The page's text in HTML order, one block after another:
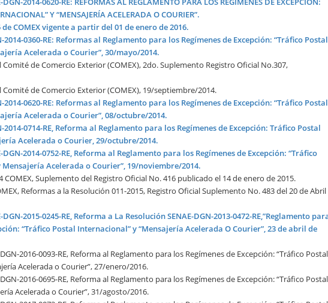
Y “MENSAJERÍA ACELERADA O COURIER”.
COMEX vigente a partir del 01 de enero de 2016.
2014-0360-RE: Reformas al Reglamento para los Regímenes de Excepción: “Tráfico Postal
Acelerada o Courier”, 30/mayo/2014.
Comité de Comercio Exterior (COMEX), 2do. Suplemento Registro Oficial No.307,
Comité de Comercio Exterior (COMEX), 19/septiembre/2014.
2014-0620-RE: Reformas al Reglamento para los Regímenes de Excepción: “Tráfico Postal
Acelerada o Courier”, 08/octubre/2014.
2014-0714-RE, Reforma al Reglamento para los Regímenes de Excepción: Tráfico Postal
Acelerada o Courier, 29/octubre/2014.
DGN-2014-0752-RE, Reforma al Reglamento para los Regímenes de Excepción: “Tráfico
Acelerada o Courier”, 19/noviembre/2014.
COMEX, Suplemento del Registro Oficial No. 416 publicado el 14 de enero de 2015.
Reformas a la Resolución 011-2015, Registro Oficial Suplemento No. 483 del 20 de Abril
2015-0245-RE, Reforma a La Resolución SENAE-DGN-2013-0472-RE,”Reglamento
“Tráfico Postal Internacional” y “Mensajería Acelerada O Courier”, 23 de abril de
2016-0093-RE, Reforma al Reglamento para los Regímenes de Excepción: “Tráfico Postal
Acelerada o Courier”, 27/enero/2016.
2016-0695-RE, Reforma al Reglamento para los Regímenes de Excepción: “Tráfico Postal
Acelerada o Courier”, 31/agosto/2016.